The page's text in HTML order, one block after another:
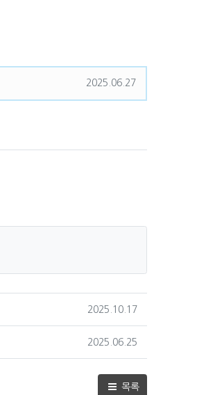
등록일
2025.06.27
작성일
2025.10.17
작성일
2025.06.25
목록